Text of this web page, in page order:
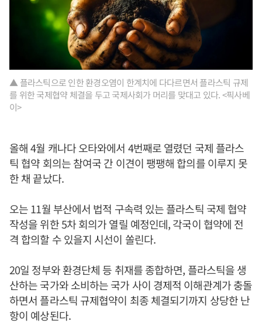
▲ 플라스틱으로 인한 환경오염이 한계치에 다다르면서 플라스틱 규제
를 위한 국제협약 체결을 두고 국제사회가 머리를 맞대고 있다. <픽사베
이>
올해 4월 캐나다 오타와에서 4번째로 열렸던 국제 플라스
틱 협약 회의는 참여국 간 이견이 팽팽해 합의를 이루지 못
한 채 끝났다.
오는 11월 부산에서 법적 구속력 있는 플라스틱 국제 협약
작성을 위한 5차 회의가 열릴 예정인데, 각국이 협약에 전
격 합의할 수 있을지 시선이 쏠린다.
20일 정부와 환경단체 등 취재를 종합하면, 플라스틱을 생
산하는 국가와 소비하는 국가 사이 경제적 이해관계가 충돌
하면서 플라스틱 규제협약이 최종 체결되기까지 상당한 난
항이 예상된다.